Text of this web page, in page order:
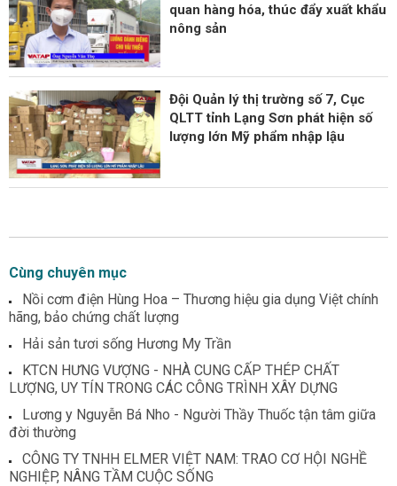
quan hàng hóa, thúc đẩy xuất khẩu
nông sản
Đội Quản lý thị trường số 7, Cục
QLTT tỉnh Lạng Sơn phát hiện số
lượng lớn Mỹ phẩm nhập lậu
Cùng chuyên mục
Nồi cơm điện Hùng Hoa – Thương hiệu gia dụng Việt chính
hãng, bảo chứng chất lượng
Hải sản tươi sống Hương My Trần
KTCN HƯNG VƯỢNG - NHÀ CUNG CẤP THÉP CHẤT
LƯỢNG, UY TÍN TRONG CÁC CÔNG TRÌNH XÂY DỰNG
Lương y Nguyễn Bá Nho - Người Thầy Thuốc tận tâm giữa
đời thường
CÔNG TY TNHH ELMER VIỆT NAM: TRAO CƠ HỘI NGHỀ
NGHIỆP, NÂNG TẦM CUỘC SỐNG